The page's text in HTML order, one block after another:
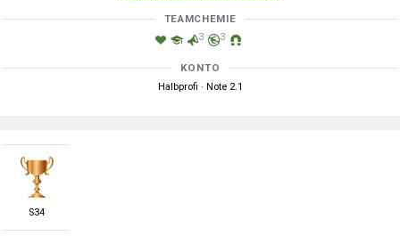
TEAMCHEMIE
3 3
KONTO
Halbprofi · Note 2.1
S34